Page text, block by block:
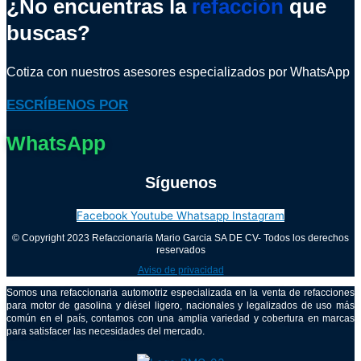
¿No encuentras la refacción que
buscas?
Cotiza con nuestros asesores especializados por WhatsApp
ESCRÍBENOS POR
WhatsApp
Síguenos
Facebook Youtube Whatsapp Instagram
© Copyright 2023 Refaccionaria Mario Garcia SA DE CV- Todos los derechos
reservados
Aviso de privacidad
Somos una refaccionaria automotriz especializada en la venta de refacciones
para motor de gasolina y diésel ligero, nacionales y legalizados de uso más
común en el país, contamos con una amplia variedad y cobertura en marcas
para satisfacer las necesidades del mercado.